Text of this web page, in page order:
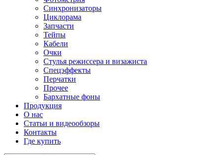
Синхронизаторы
Циклорама
Запчасти
Тейпы
Кабели
Очки
Стулья режиссера и визажиста
Спецэффекты
Перчатки
Прочее
Бархатные фоны
Продукция
О нас
Статьи и видеообзоры
Контакты
Где купить